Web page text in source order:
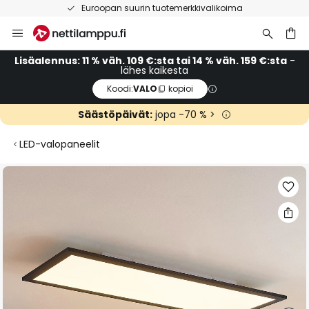
Euroopan suurin tuotemerkkivalikoima
to
Content
Lisäalennus: 11 % väh. 109 €:sta tai 14 % väh. 159 €:sta-
lähes kaikesta
Koodi:VALO kopioi
Säästöpäivät: jopa -70 % >
LED-valopaneelit
Skip
images